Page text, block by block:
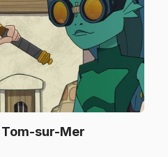
Tom-sur-Mer